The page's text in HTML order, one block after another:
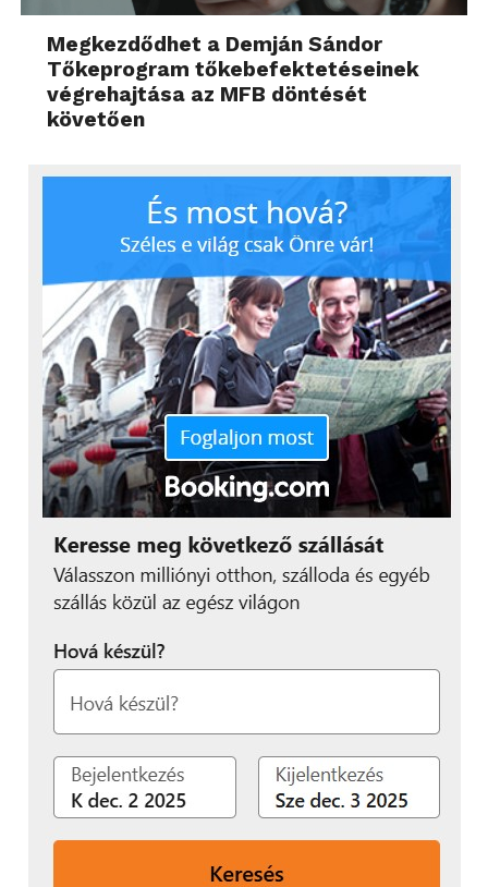
Megkezdődhet a Demján Sándor
Tőkeprogram tőkebefektetéseinek
végrehajtása az MFB döntését
követően